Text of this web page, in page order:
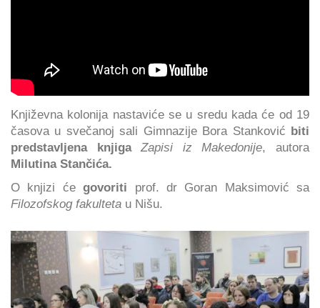
Književna kolonija nastaviće se u sredu kada će od 19
časova u svečanoj sali Gimnazije Bora Stanković biti
predstavljena knjiga
Zapisi iz Makedonije, autora
Milutina Stančića.
O knjizi ćegovoriti prof. dr Goran Maksimović sa
Filozofskog fakulteta u Nišu.